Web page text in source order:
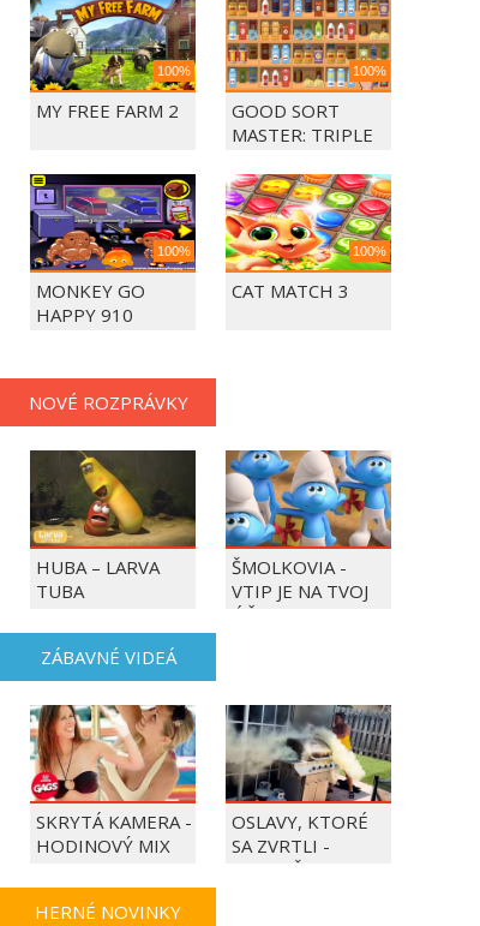
100%
MY FREE FARM 2
100%
GOOD SORT
MASTER: TRIPLE
100%
MONKEY GO
HAPPY 910
100%
CAT MATCH 3
NOVÉ ROZPRÁVKY
HUBA – LARVA
TUBA
ŠMOLKOVIA -
VTIP JE NA TVOJ
ÚČET
ZÁBAVNÉ VIDEÁ
SKRYTÁ KAMERA -
HODINOVÝ MIX
OSLAVY, KTORÉ
SA ZVRTLI -
NAJLEPŠIE
HERNÉ NOVINKY